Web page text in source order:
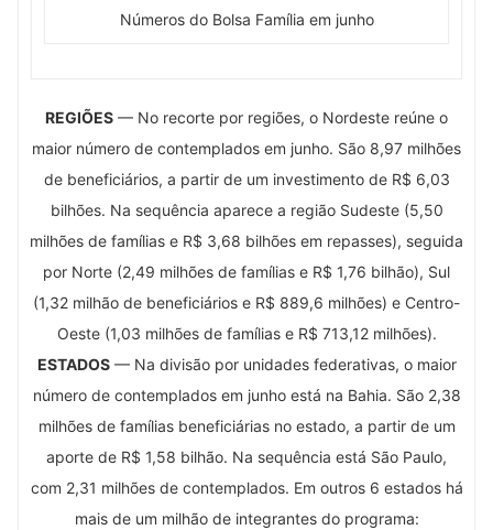
Números do Bolsa Família em junho
REGIÕES — No recorte por regiões, o Nordeste reúne o
maior número de contemplados em junho. São 8,97 milhões
de beneficiários, a partir de um investimento de R$ 6,03
bilhões. Na sequência aparece a região Sudeste (5,50
milhões de famílias e R$ 3,68 bilhões em repasses), seguida
por Norte (2,49 milhões de famílias e R$ 1,76 bilhão), Sul
(1,32 milhão de beneficiários e R$ 889,6 milhões) e Centro-
Oeste (1,03 milhões de famílias e R$ 713,12 milhões).
ESTADOS— Na divisão por unidades federativas, o maior
número de contemplados em junho está na Bahia. São 2,38
milhões de famílias beneficiárias no estado, a partir de um
aporte de R$ 1,58 bilhão. Na sequência está São Paulo,
com 2,31 milhões de contemplados. Em outros 6 estados há
mais de um milhão de integrantes do programa: